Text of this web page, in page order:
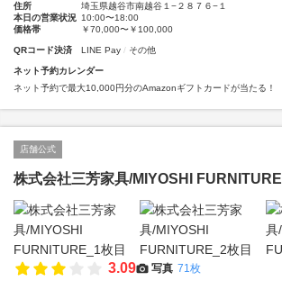
住所
埼玉県越谷市南越谷１−２８７６−１
本日の営業状況 10:00〜18:00
価格帯
￥70,000〜￥100,000
QRコード決済 LINE Pay その他
ネット予約カレンダー
ネット予約で最大10,000円分のAmazonギフトカードが当たる！
店舗公式
株式会社三芳家具/MIYOSHI FURNITURE
3.09 写真 71枚